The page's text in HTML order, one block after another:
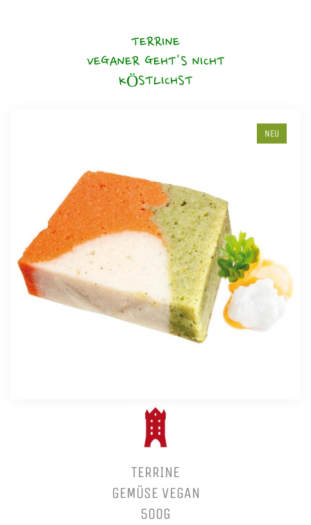
TERRINE
VEGANER GEHT'S NICHT
KÖSTLICHST
NEU
TERRINE
GEMÜSE VEGAN
500G